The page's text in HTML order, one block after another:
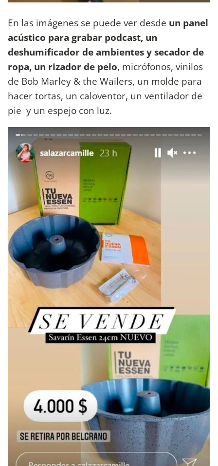
En las imágenes se puede ver desde un panel
acústico para grabar podcast, un
deshumificador de ambientes y secador de
ropa, un rizador de pelo, micrófonos, vinilos
de Bob Marley & the Wailers, un molde para
hacer tortas, un caloventor, un ventilador de
pie y un espejo con luz.